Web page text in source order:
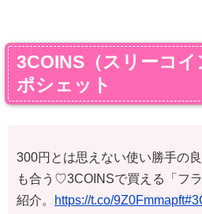
3COINS（スリーコ
ポシェット
300円とは思えない使い勝手の
も合う♡3COINSで買える「フ
紹介。
https://t.co/9Z0Fmmapft